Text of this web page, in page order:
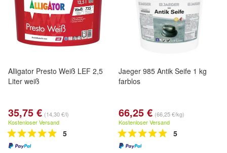
Alligator Presto Weiß LEF 2,5
Liter weiß
35,75 € (14,30 €/l)
Kostenloser Versand
5
Jaeger 985 Antik Seife 1 kg
farblos
66,25 € (66,25 €/kg)
Kostenloser Versand
5